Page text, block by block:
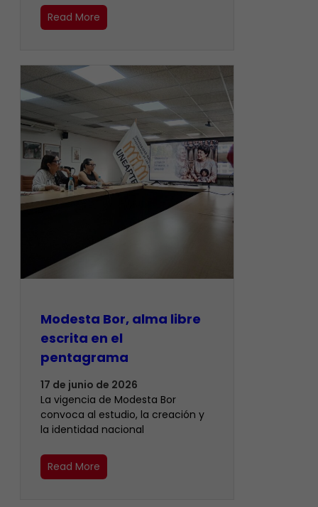
Read More
Modesta Bor, alma libre
escrita en el
pentagrama
17 de junio de 2026
La vigencia de Modesta Bor
convoca al estudio, la creación y
la identidad nacional
Read More